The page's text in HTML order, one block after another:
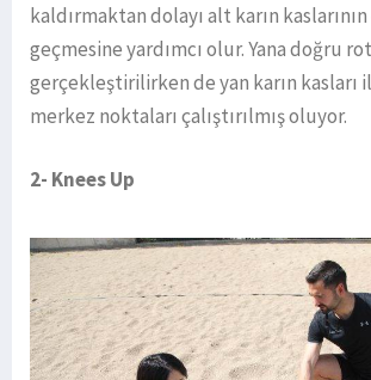
kaldırmaktan dolayı alt karın
geçmesine yardımcı olur. Yana doğru
gerçekleştirilirken de yan karın kasları
merkez noktaları çalıştırılmış oluyor.
2- Knees Up